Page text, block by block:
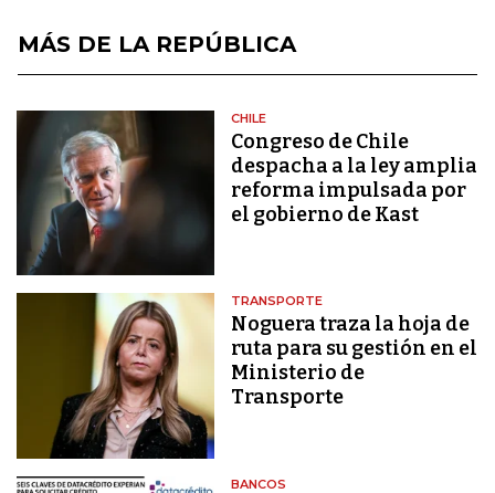
MÁS DE LA REPÚBLICA
CHILE
Congreso de Chile
despacha a la ley amplia
reforma impulsada por
el gobierno de Kast
TRANSPORTE
Noguera traza la hoja de
ruta para su gestión en el
Ministerio de
Transporte
BANCOS